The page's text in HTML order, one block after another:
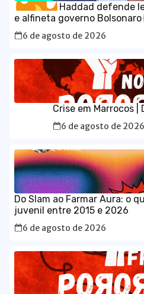
Haddad defende
e alfineta governo Bolsonaro
6 de agosto de 2026
Crise em Marrocos |
6 de agosto de 2026
Do Slam ao Farmar Aura: o
juvenil entre 2015 e 2026
6 de agosto de 2026